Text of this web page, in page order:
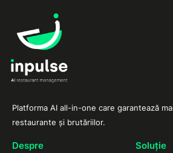
Platforma AI all-in-one care garantează
restaurante și brutăriilor.
Despre Soluție